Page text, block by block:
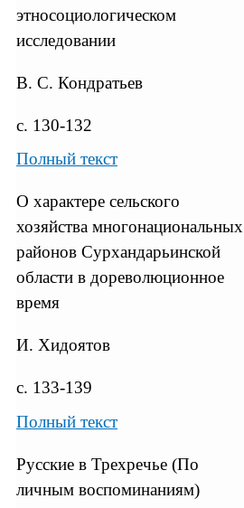
этносоциологическом
исследовании
В. С. Кондратьев
с. 130-132
Полный текст
О характере сельского
хозяйства многонациональных
районов Сурхандарьинской
области в дореволюционное
время
И. Хидоятов
с. 133-139
Полный текст
Русские в Трехречье (По
личным воспоминаниям)